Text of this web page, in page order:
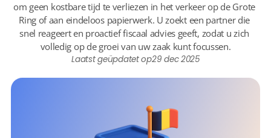
om geen kostbare tijd te verliezen in het verkeer op de Grote
Ring of aan eindeloos papierwerk. U zoekt een partner die
snel reageert en proactief fiscaal advies geeft, zodat u zich
volledig op de groei van uw zaak kunt focussen.
Laatst geüpdatet op29 dec 2025